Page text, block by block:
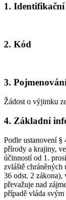
1.
2. Kód
3.
Žádost o výjimku
4. Základní
Podle ustanovení §
přírody a krajiny,
účinností od 1.
zvláště chráněných
36 odst. 2
převažuje nad
případě vláda svým